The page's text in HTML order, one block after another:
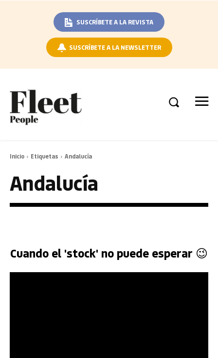
SUSCRÍBETE A LA REVISTA
SUSCRÍBETE A LA NEWSLETTER
Inicio Etiquetas Andalucía
Andalucía
Cuando el 'stock' no puede esperar 😉